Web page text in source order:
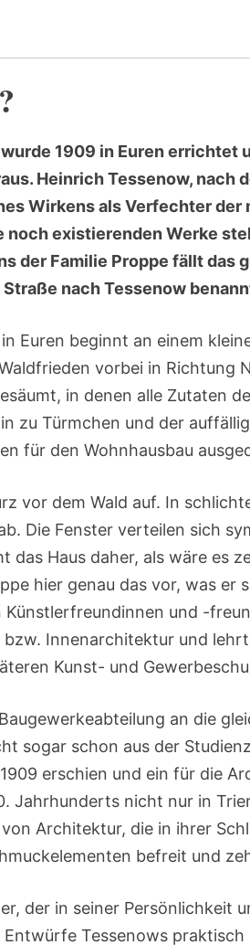
wurde 1909 in Euren
Heinrich Tessenow, nach
Wirkens als Verfechter
noch existierenden Werke
der Familie Proppe fällt das
nach Tessenow
Euren beginnt an einem
vorbei in Richtung
in denen alle Zutaten
zu Türmchen und der
für den Wohnhausbau
vor dem Wald auf. In
Die Fenster verteilen sich
Haus daher, als wäre es
hier genau das vor, was
und -
Innenarchitektur und
Kunst- und
an die
sogar schon aus der
erschien und ein für die
nicht nur in
Architektur, die in ihrer
befreit und
der in seiner Persönlichkeit
Tessenows